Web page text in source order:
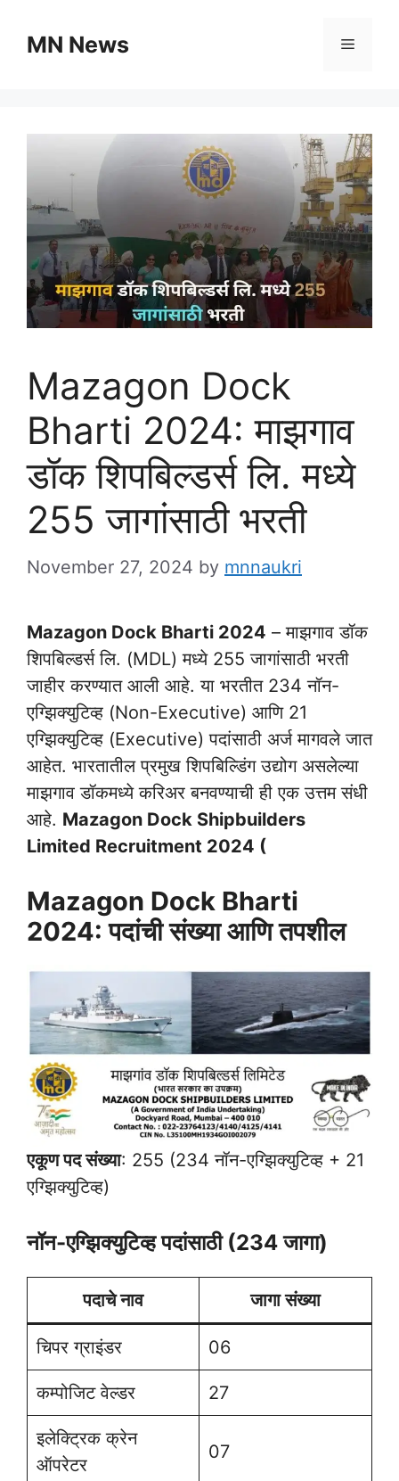
MN News Menu
Mazagon Dock
Bharti 2024: माझगाव
डॉक शिपबिल्डर्स लि. मध्ये
255 जागांसाठी भरती
November 27, 2024 by mnnaukri
Mazagon Dock Bharti 2024 – माझगाव डॉक
शिपबिल्डर्स लि. (MDL) मध्ये 255 जागांसाठी भरती
जाहीर करण्यात आली आहे. या भरतीत 234 नॉन-
एग्झिक्युटिव्ह (Non-Executive) आणि 21
एग्झिक्युटिव्ह (Executive) पदांसाठी अर्ज मागवले जात
आहेत. भारतातील प्रमुख शिपबिल्डिंग उद्योग असलेल्या
माझगाव डॉकमध्ये करिअर बनवण्याची ही एक उत्तम संधी
आहे. Mazagon Dock Shipbuilders
Limited Recruitment 2024 (
Mazagon Dock Bharti
2024: पदांची संख्या आणि तपशील
एकूण पद संख्या: 255 (234 नॉन-एग्झिक्युटिव्ह + 21
एग्झिक्युटिव्ह)
नॉन-एग्झिक्युटिव्ह पदांसाठी (234 जागा)
पदाचे नाव जागा संख्या
चिपर ग्राइंडर 06
कम्पोजिट वेल्डर 27
इलेक्ट्रिक क्रेन
ऑपरेटर
07